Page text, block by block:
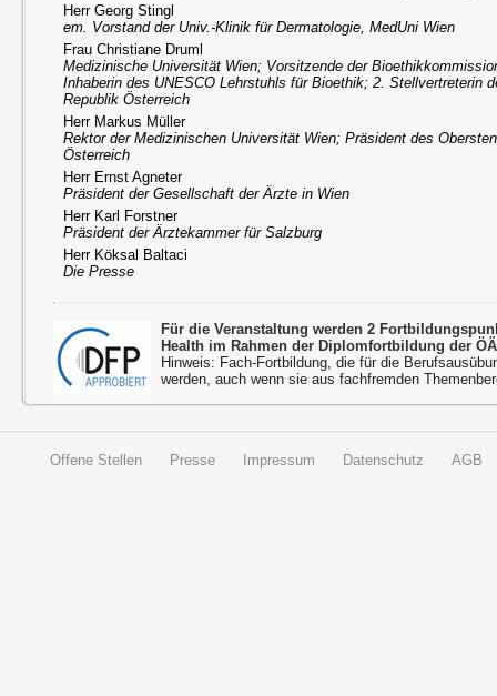
Herr Georg Stingl
em. Vorstand der Univ.-Klinik für Dermatologie, MedUni Wien
Frau Christiane Druml
Medizinische Universität Wien; Vorsitzende der
Inhaberin des UNESCO Lehrstuhls für Bioethik; 2. Stellvertreterin
Republik Österreich
Herr Markus Müller
Rektor der Medizinischen Universität Wien; Präsident des
Österreich
Herr Ernst Agneter
Präsident der Gesellschaft der Ärzte in Wien
Herr Karl Forstner
Präsident der Ärztekammer für Salzburg
Herr Köksal Baltaci
Die Presse
Für die Veranstaltung werden 2
Health im Rahmen der Diplomfortbildung der
Hinweis: Fach-Fortbildung, die für die
werden, auch wenn sie aus fachfremden
Offene Stellen Presse Impressum Datenschutz AGB